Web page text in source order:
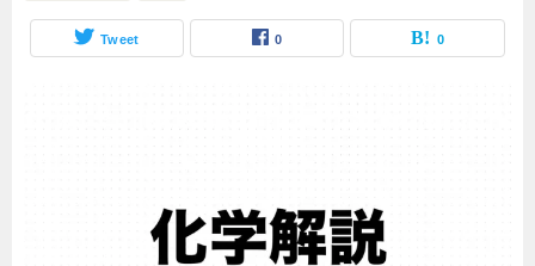
Tweet 0 0